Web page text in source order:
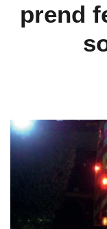
prend